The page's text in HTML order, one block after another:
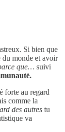
Si bien que
du monde et avoir
que… suivi
forte au regard
comme la
des autres tu
va